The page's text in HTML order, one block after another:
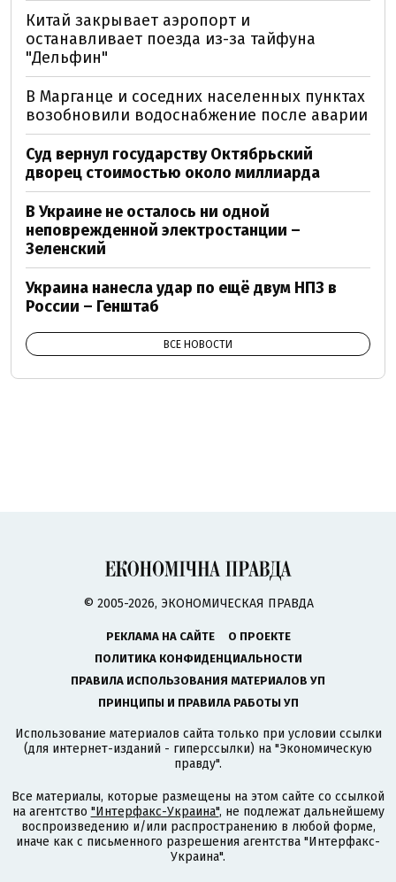
Китай закрывает аэропорт и
останавливает поезда из-за тайфуна
"Дельфин"
В Марганце и соседних населенных пунктах
возобновили водоснабжение после аварии
Суд вернул государству Октябрьский
дворец стоимостью около миллиарда
В Украине не осталось ни одной
неповрежденной электростанции –
Зеленский
Украина нанесла удар по ещё двум НПЗ в
России – Генштаб
ВСЕ НОВОСТИ
© 2005-2026, ЭКОНОМИЧЕСКАЯ ПРАВДА
РЕКЛАМА НА САЙТЕ
О ПРОЕКТЕ
ПОЛИТИКА КОНФИДЕНЦИАЛЬНОСТИ
ПРАВИЛА ИСПОЛЬЗОВАНИЯ МАТЕРИАЛОВ УП
ПРИНЦИПЫ И ПРАВИЛА РАБОТЫ УП
Использование материалов сайта только при условии ссылки
(для интернет-изданий - гиперссылки) на "Экономическую
правду".
Все материалы, которые размещены на этом сайте со ссылкой
на агентство "Интерфакс-Украина", не подлежат дальнейшему
воспроизведению и/или распространению в любой форме,
иначе как с письменного разрешения агентства "Интерфакс-
Украина".